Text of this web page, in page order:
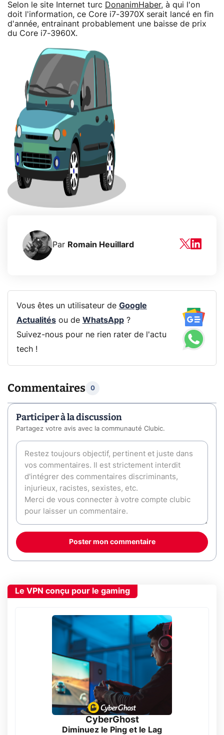
Selon le site Internet turc DonanimHaber, à qui l'on
doit l'information, ce Core i7-3970X serait lancé en fin
d'année, entrainant probablement une baisse de prix
du Core i7-3960X.
Par Romain Heuillard
Vous êtes un utilisateur de Google
Actualitésou de WhatsApp?
Suivez-nous pour ne rien rater de l'actu
tech !
Commentaires 0
Participer à la discussion
Partagez votre avis avec la communauté Clubic.
Poster mon commentaire
Le VPN conçu pour le gaming
CyberGhost
Diminuez le Ping et le Lag